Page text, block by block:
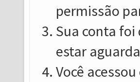
permissão
Sua conta
estar
Você